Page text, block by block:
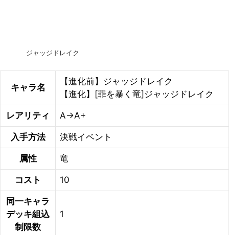
ジャッジドレイク
キャラ名
【進化前】ジャッジドレイク
【進化】[罪を暴く竜]ジャッジドレイク
レアリティ A→A+
入手方法 決戦イベント
属性 竜
コスト 10
同一キャラ
デッキ組込
制限数
1